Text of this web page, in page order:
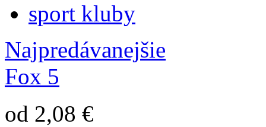
sport kluby
Najpredávanejšie
Fox 5
od 2,08 €